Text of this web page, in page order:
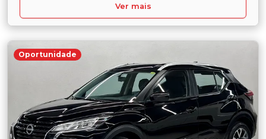
Ver mais
Oportunidade